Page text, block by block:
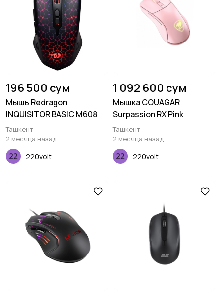
196 500 сум
Мышь Redragon
INQUISITOR BASIC M608
Ташкент
2 месяца назад
220volt
1 092 600 сум
Мышка COUAGAR
Surpassion RX Pink
Ташкент
2 месяца назад
220volt